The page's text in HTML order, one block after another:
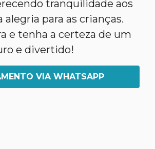
tranquilidade aos
para as crianças.
e tenha a certeza de um
e divertido!
VIA WHATSAPP